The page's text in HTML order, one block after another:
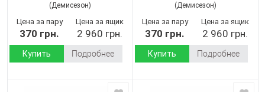
(Демисезон)
Цена за пару
370 грн.
Цена за ящик
2 960 грн.
Купить Подробнее
(Демисезон)
Цена за пару
370 грн.
Цена за ящик
2 960 грн.
Купить Подробнее